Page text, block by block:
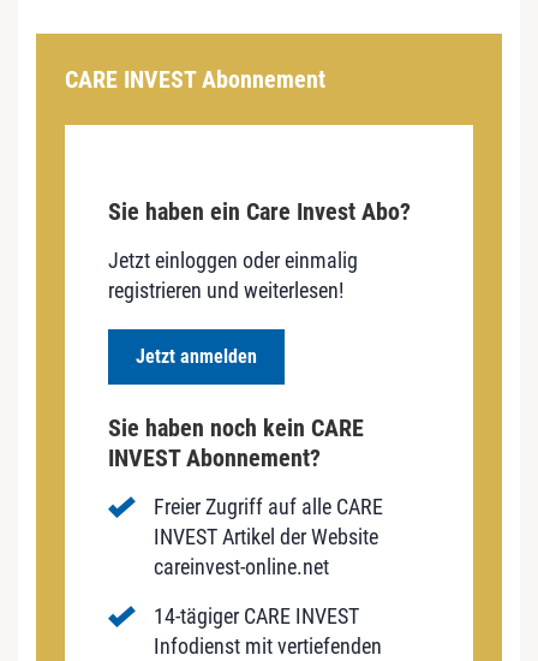
CARE INVEST Abonnement
Sie haben ein Care Invest Abo?
Jetzt einloggen oder einmalig
registrieren und weiterlesen!
Jetzt anmelden
Sie haben noch kein CARE
INVEST Abonnement?
Freier Zugriff auf alle CARE
INVEST Artikel der Website
careinvest-online.net
14-tägiger CARE INVEST
Infodienst mit vertiefenden